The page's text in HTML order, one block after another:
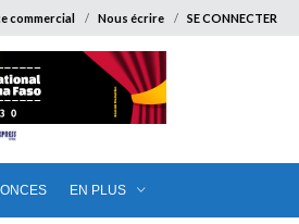
commercial Nous écrire SE CONNECTER
EN PLUS